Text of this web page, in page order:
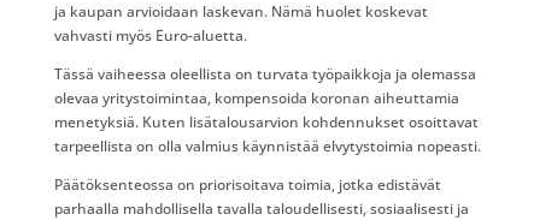
ja kaupan arvioidaan laskevan. Nämä huolet koskevat
vahvasti myös Euro-aluetta.
Tässä vaiheessa oleellista on turvata työpaikkoja ja olemassa
olevaa yritystoimintaa, kompensoida koronan aiheuttamia
menetyksiä. Kuten lisätalousarvion kohdennukset osoittavat
tarpeellista on olla valmius käynnistää elvytystoimia nopeasti.
Päätöksenteossa on priorisoitava toimia, jotka edistävät
parhaalla mahdollisella tavalla taloudellisesti, sosiaalisesti ja